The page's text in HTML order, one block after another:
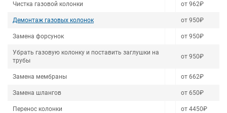
Чистка газовой колонки от 962₽
Демонтаж газовых колонок от 950₽
Замена форсунок от 950₽
Убрать газовую колонку и поставить заглушки на
трубы
от 950₽
Замена мембраны от 662₽
Замена шлангов от 650₽
Перенос колонки от 4450₽